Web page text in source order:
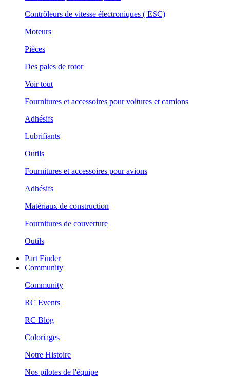
Contrôleurs de vitesse électroniques ( ESC)
Moteurs
Pièces
Des pales de rotor
Voir tout
Fournitures et accessoires pour voitures et camions
Adhésifs
Lubrifiants
Outils
Fournitures et accessoires pour avions
Adhésifs
Matériaux de construction
Fournitures de couverture
Outils
Part Finder
Community
Community
RC Events
RC Blog
Coloriages
Notre Histoire
Nos pilotes de l'équipe